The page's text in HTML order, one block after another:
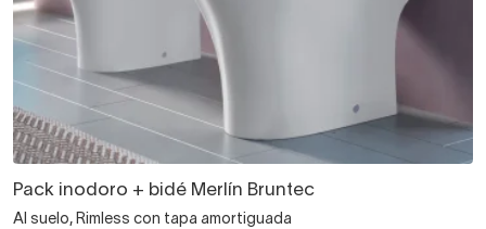
Pack inodoro + bidé Merlín Bruntec
Al suelo, Rimless con tapa amortiguada